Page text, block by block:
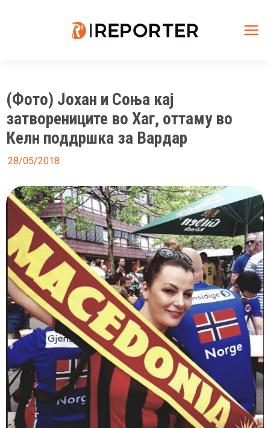
(Фото) Јохан и Соња кај
затворениците во Хаг, оттаму во
Келн поддршка за Вардар
28/05/2018